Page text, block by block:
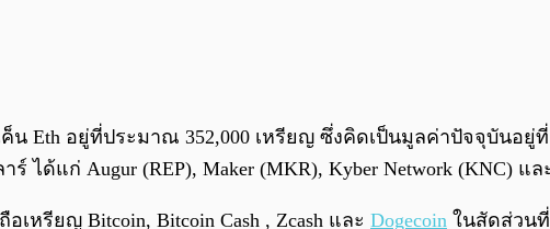
น Eth อยู่ที่ประมาณ 352,000 เหรียญ ซึ่งคิดเป็นมูลค่าปัจจุบันอยู่
ด้แก่ Augur (REP), Maker (MKR), Kyber Network (KNC) แล
หรียญ Bitcoin, Bitcoin Cash , Zcash และ Dogecoin ในสัดส่วน